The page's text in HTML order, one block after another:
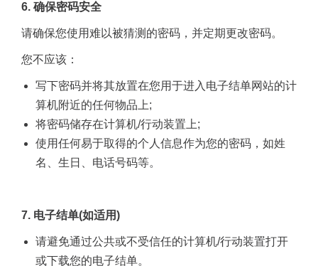
6. 确保密码安全
请确保您使用难以被猜测的密码，并定期更改密码。
您不应该：
写下密码并将其放置在您用于进入电子结单网站的计
算机附近的任何物品上;
将密码储存在计算机/行动装置上;
使用任何易于取得的个人信息作为您的密码，如姓
名、生日、电话号码等。
7. 电子结单(如适用)
请避免通过公共或不受信任的计算机/行动装置打开
或下载您的电子结单。